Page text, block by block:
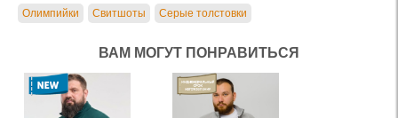
Олимпийки Свитшоты Серые толстовки
ВАМ МОГУТ ПОНРАВИТЬСЯ